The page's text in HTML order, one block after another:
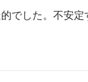
でした。不安